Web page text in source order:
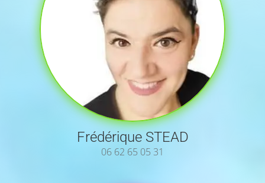
Frédérique STEAD
06 62 65 05 31